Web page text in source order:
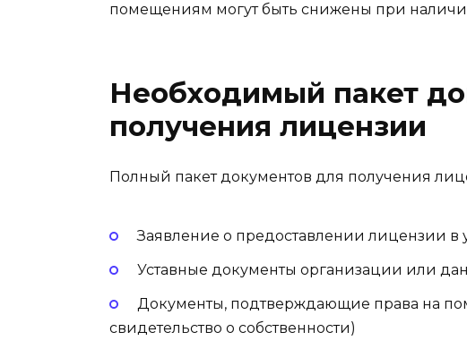
помещениям могут быть снижены при
Необходимый пакет
получения лицензии
Полный пакет документов для получения
Заявление о предоставлении лицензии в
Уставные документы организации или
Документы, подтверждающие права на
свидетельство о собственности)